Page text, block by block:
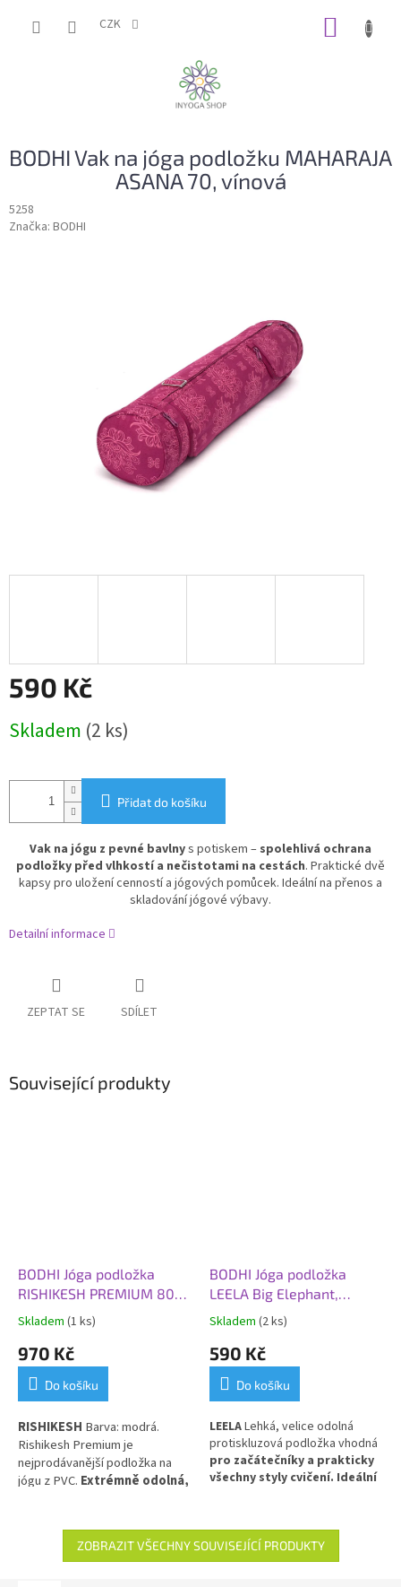
CZK
BODHI Vak na jóga podložku MAHARAJA
ASANA 70, vínová
5258
Značka: BODHI
590 Kč
cena:
Skladem (2 ks)
Přidat do košíku
Vak na jógu z pevné bavlnys potiskem – spolehlivá ochrana
podložky před vlhkostí a nečistotami na cestách. Praktické dvě
kapsy pro uložení cenností a jógových pomůcek. Ideální na přenos a
skladování jógové výbavy.
Detailní informace
ZEPTAT SE SDÍLET
Související produkty
BODHI Jóga podložka
RISHIKESH PREMIUM 80
XL, 200x80x0,45 cm,
Skladem (1 ks)
970 Kč
Do košíku
RISHIKESH Barva: modrá.
Rishikesh Premium je
nejprodávanější podložka na
jógu z PVC. Extrémně odolná,
BODHI Jóga podložka
LEELA Big Elephant,
183x60x0,45 cm, fialová
Skladem (2 ks)
590 Kč
Do košíku
LEELALehká, velice odolná
protiskluzová podložka vhodná
pro začátečníky a prakticky
všechny styly cvičení. Ideální
ZOBRAZIT VŠECHNY SOUVISEJÍCÍ PRODUKTY